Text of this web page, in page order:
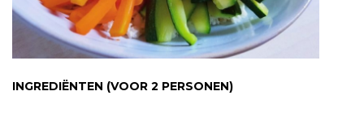
INGREDIËNTEN (VOOR 2 PERSONEN)